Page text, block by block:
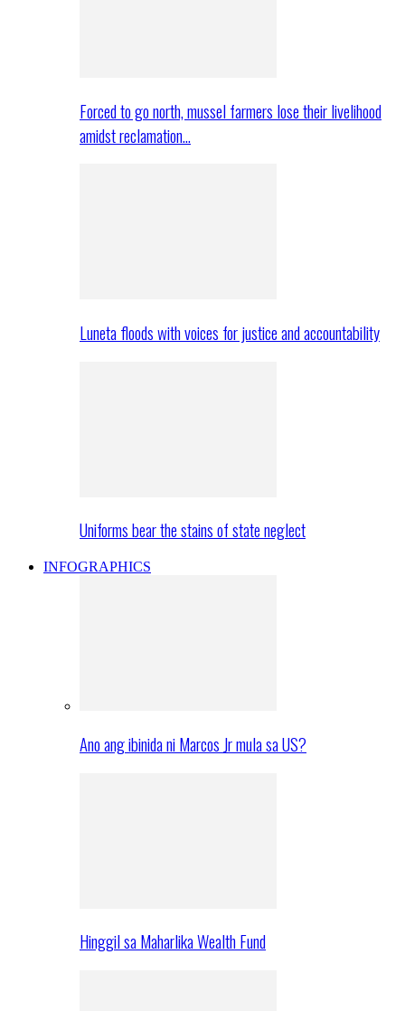
Forced to go north, mussel farmers lose their livelihood
amidst reclamation…
Luneta floods with voices for justice and accountability
Uniforms bear the stains of state neglect
INFOGRAPHICS
Ano ang ibinida ni Marcos Jr mula sa US?
Hinggil sa Maharlika Wealth Fund